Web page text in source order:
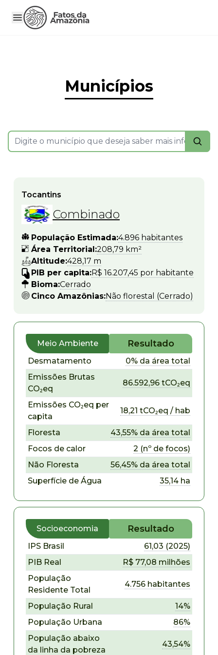
Municípios
Tocantins
Combinado
População Estimada:4.896 habitantes
Área Territorial:208,79 km²
Altitude:428,17 m
PIB per capita:R$ 16.207,45 por habitante
Bioma:Cerrado
Cinco Amazônias:Não florestal (Cerrado)
Meio Ambiente Resultado
Desmatamento
0% da área total
Emissões Brutas
CO₂eq
86.592,96 tCO₂eq
Emissões CO₂eq per
capita
18,21 tCO₂eq / hab
Floresta
43,55% da área total
Focos de calor
2 (nº de focos)
Não Floresta
56,45% da área total
Superfície de Água
35,14 ha
Socioeconomia Resultado
IPS Brasil
61,03 (2025)
PIB Real
R$ 77,08 milhões
População
Residente Total
4.756 habitantes
População Rural
14%
População Urbana
86%
População abaixo
da linha da pobreza
43,54%